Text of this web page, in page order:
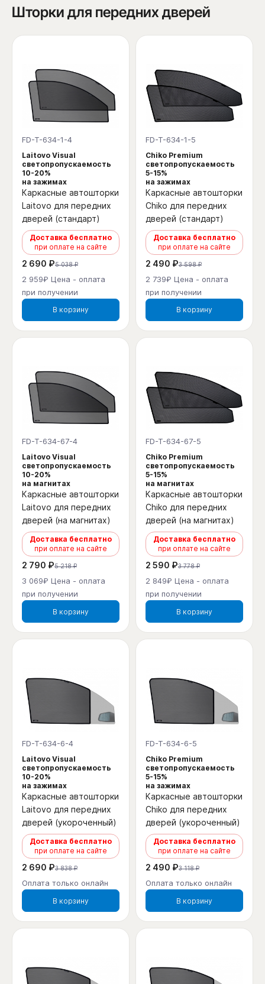
Шторки для передних дверей
FD-T-634-1-4
Laitovo Visual
светопропускаемость
10-20%
на зажимах
Каркасные автошторки
Laitovo для передних
дверей (стандарт)
Доставка бесплатно
при оплате на сайте
2 690 ₽5 038 ₽
2 959₽ Цена - оплата
при получении
В корзину
FD-T-634-1-5
Chiko Premium
светопропускаемость
5-15%
на зажимах
Каркасные автошторки
Chiko для передних
дверей (стандарт)
Доставка бесплатно
при оплате на сайте
2 490 ₽3 598 ₽
2 739₽ Цена - оплата
при получении
В корзину
FD-T-634-67-4
Laitovo Visual
светопропускаемость
10-20%
на магнитах
Каркасные автошторки
Laitovo для передних
дверей (на магнитах)
Доставка бесплатно
при оплате на сайте
2 790 ₽5 218 ₽
3 069₽ Цена - оплата
при получении
В корзину
FD-T-634-67-5
Chiko Premium
светопропускаемость
5-15%
на магнитах
Каркасные автошторки
Chiko для передних
дверей (на магнитах)
Доставка бесплатно
при оплате на сайте
2 590 ₽3 778 ₽
2 849₽ Цена - оплата
при получении
В корзину
FD-T-634-6-4
Laitovo Visual
светопропускаемость
10-20%
на зажимах
Каркасные автошторки
Laitovo для передних
дверей (укороченный)
Доставка бесплатно
при оплате на сайте
2 690 ₽3 838 ₽
Оплата только онлайн
В корзину
FD-T-634-6-5
Chiko Premium
светопропускаемость
5-15%
на зажимах
Каркасные автошторки
Chiko для передних
дверей (укороченный)
Доставка бесплатно
при оплате на сайте
2 490 ₽3 118 ₽
Оплата только онлайн
В корзину